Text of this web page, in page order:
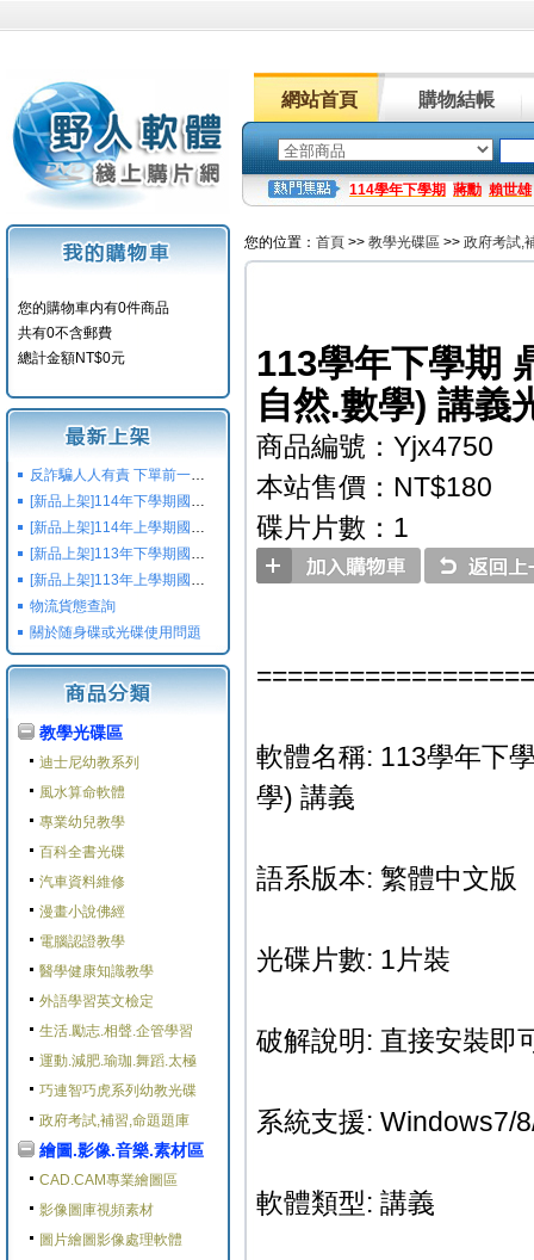
網站首頁 購物結帳
114學年下學期 蔣勳 賴世雄
您的購物車内有0件商品
共有0不含郵費
總計金額NT$0元
反詐騙人人有責 下單前一定要注意
[新品上架]114年下學期國小國中高中命題光碟,校用卷,習作
[新品上架]114年上學期國小國中高中命題光碟,校用卷,習作
[新品上架]113年下學期國小國中高中命題光碟,校用卷,習作
[新品上架]113年上學期國小國中高中命題光碟,校用卷,習作
物流貨態查詢
關於随身碟或光碟使用問題
教學光碟區
迪士尼幼教系列
風水算命軟體
專業幼兒教學
百科全書光碟
汽車資料維修
漫畫小說佛經
電腦認證教學
醫學健康知識教學
外語學習英文檢定
生活.勵志.相聲.企管學習
運動.減肥.瑜珈.舞蹈.太極
巧連智巧虎系列幼教光碟
政府考試,補習,命題題庫
繪圖.影像.音樂.素材區
CAD.CAM專業繪圖區
影像圖庫視頻素材
圖片繪圖影像處理軟體
您的位置： 首頁 >> 教學光碟區 >> 政府考試,
113學年下學期
自然.數學) 講義
商品編號：Yjx4750
本站售價：NT$180
碟片片數：1
軟體名稱: 113學年下
學) 講義
語系版本: 繁體中文版
光碟片數: 1片裝
破解說明: 直接安裝即
系統支援: Windows7/
軟體類型: 講義